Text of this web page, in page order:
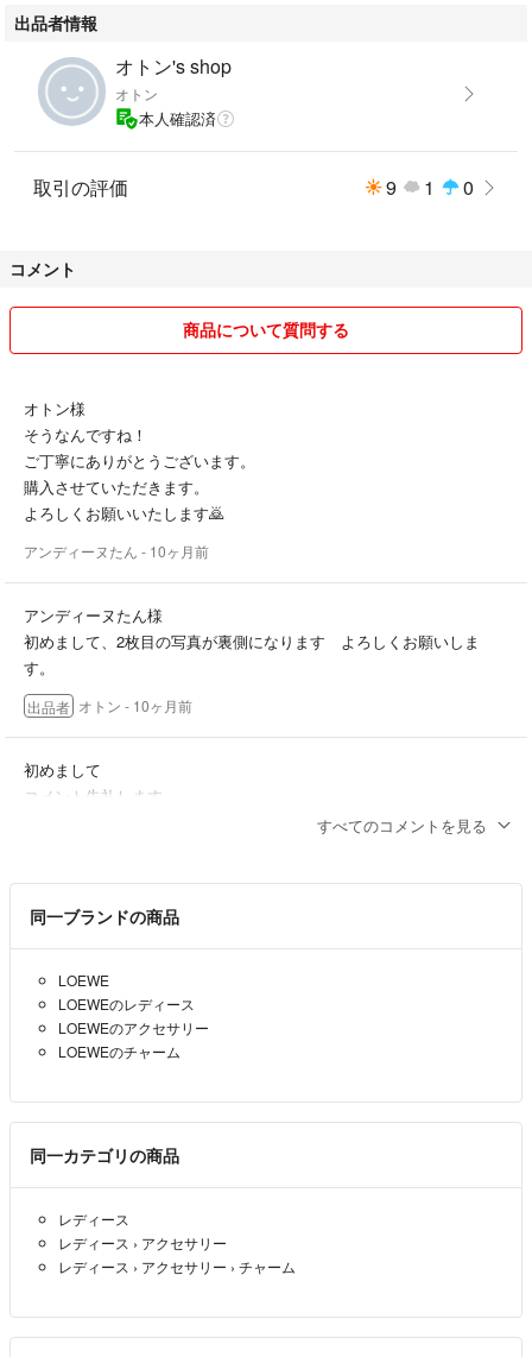
出品者情報
オトン's shop
オトン
本人確認済
取引の評価 9 1 0
コメント
商品について質問する
オトン様
そうなんですね！
ご丁寧にありがとうございます。
購入させていただきます。
よろしくお願いいたします🙇
アンディーヌたん - 10ヶ月前
アンディーヌたん様
初めまして、2枚目の写真が裏側になります よろしくお願いしま
す。
出品者 オトン - 10ヶ月前
初めまして
コメント失礼します
アンディーヌたん- 10ヶ月前
すべてのコメントを見る
同一ブランドの商品
LOEWE
LOEWEのレディース
LOEWEのアクセサリー
LOEWEのチャーム
同一カテゴリの商品
レディース
レディース › アクセサリー
レディース › アクセサリー › チャーム